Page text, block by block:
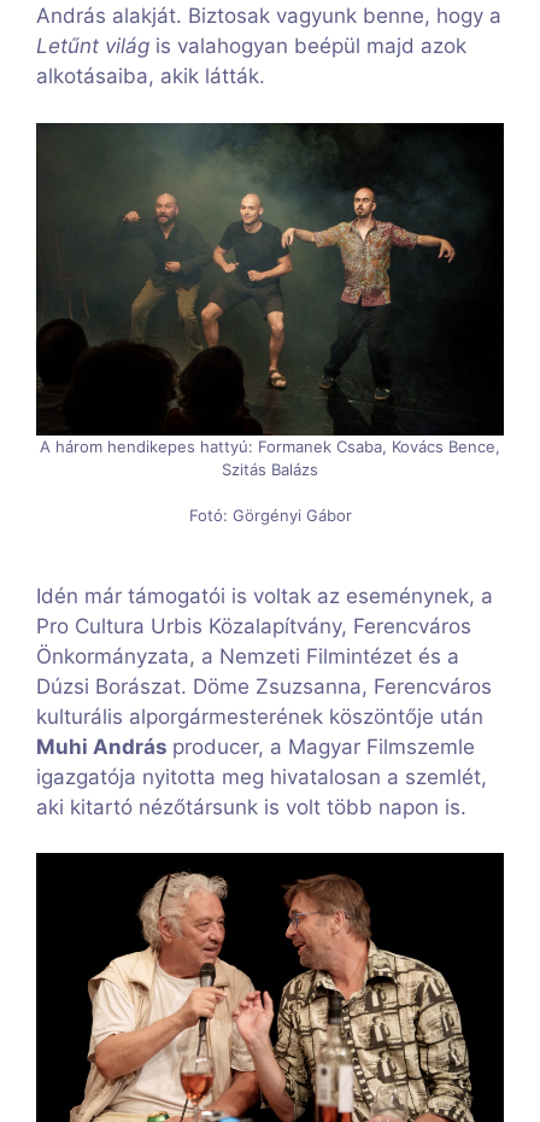
András alakját. Biztosak vagyunk benne, hogy a
Letűnt világ is valahogyan beépül majd azok
alkotásaiba, akik látták.
A három hendikepes hattyú: Formanek Csaba, Kovács Bence,
Szitás Balázs
Fotó: Görgényi Gábor
Idén már támogatói is voltak az eseménynek, a
Pro Cultura Urbis Közalapítvány, Ferencváros
Önkormányzata, a Nemzeti Filmintézet és a
Dúzsi Borászat. Döme Zsuzsanna, Ferencváros
kulturális alporgármesterének köszöntője után
Muhi András producer, a Magyar Filmszemle
igazgatója nyitotta meg hivatalosan a szemlét,
aki kitartó nézőtársunk is volt több napon is.